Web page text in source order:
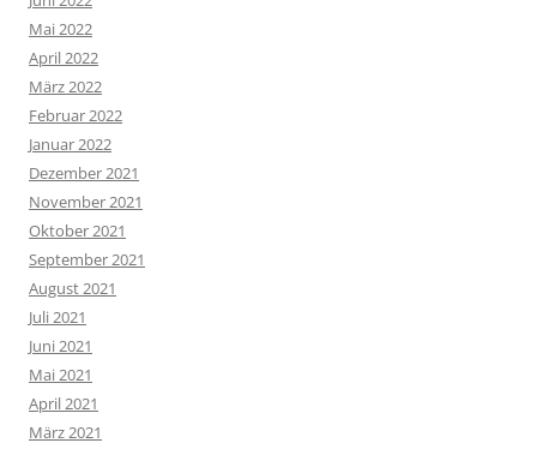
Mai 2022
April 2022
März 2022
Februar 2022
Januar 2022
Dezember 2021
November 2021
Oktober 2021
September 2021
August 2021
Juli 2021
Juni 2021
Mai 2021
April 2021
März 2021